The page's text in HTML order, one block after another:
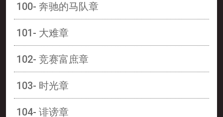
100- 奔驰的马队章
101- 大难章
102- 竞赛富庶章
103- 时光章
104- 诽谤章